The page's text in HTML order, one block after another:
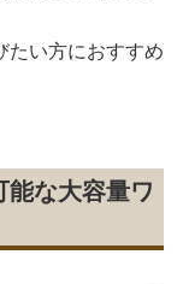
たい方におすすめ
な大容量ワ